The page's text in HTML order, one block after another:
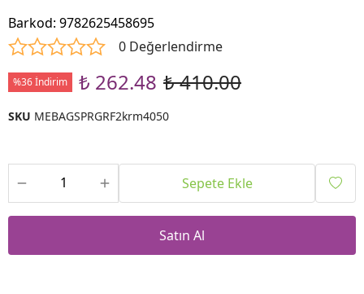
Barkod: 9782625458695
0 Değerlendirme
%36 İndirim ₺ 262.48 ₺ 410.00
SKU MEBAGSPRGRF2krm4050
Sepete Ekle
Satın Al